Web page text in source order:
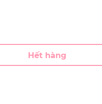
Hết hàng